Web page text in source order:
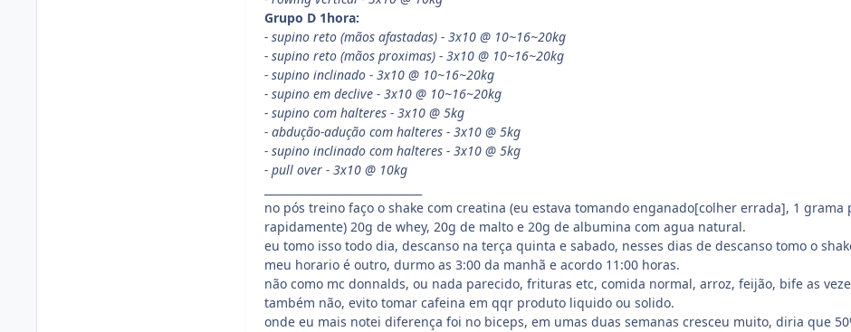
Grupo D 1hora:
- supino reto (mãos afastadas) - 3x10 @ 10~16~20kg
- supino reto (mãos proximas) - 3x10 @ 10~16~20kg
- supino inclinado - 3x10 @ 10~16~20kg
- supino em declive - 3x10 @ 10~16~20kg
- supino com halteres - 3x10 @ 5kg
- abdução-adução com halteres - 3x10 @ 5kg
- supino inclinado com halteres - 3x10 @ 5kg
- pull over - 3x10 @ 10kg
no pós treino faço o shake com creatina (eu estava tomando enganado[colher errada], 1
rapidamente) 20g de whey, 20g de malto e 20g de albumina com agua natural.
eu tomo isso todo dia, descanso na terça quinta e sabado, nesses dias de descanso tomo o
meu horario é outro, durmo as 3:00 da manhã e acordo 11:00 horas.
não como mc donnalds, ou nada parecido, frituras etc, comida normal, arroz, feijão, bife as
também não, evito tomar cafeina em qqr produto liquido ou solido.
onde eu mais notei diferença foi no biceps, em umas duas semanas cresceu muito, diria que